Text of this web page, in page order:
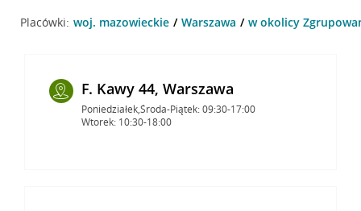
Placówki: woj. mazowieckie Warszawa w okolicy
F. Kawy 44, Warszawa
Poniedziałek,Środa-Piątek: 09:30-17:00
Wtorek: 10:30-18:00